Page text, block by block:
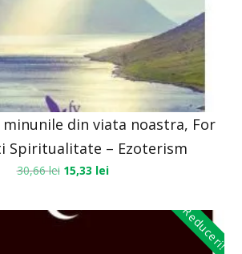
minunile din viata noastra, For
Spiritualitate – Ezoterism
30,66lei 15,33 lei
Reduceri!